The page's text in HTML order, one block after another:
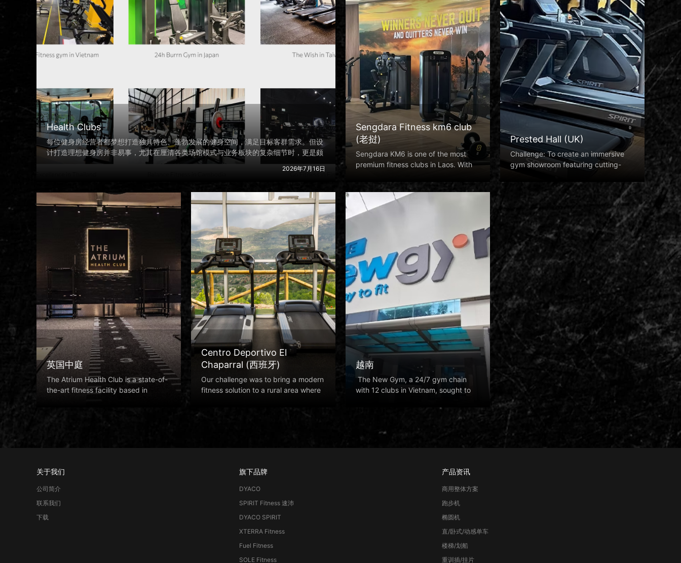
Health Clubs
每位健身房经营者都梦想打造独具特色、蓬勃发展的健身空间，满足目标客群需求。但设
计打造理想健身房并非易事，尤其在厘清各类场馆模式与业务板块的复杂细节时，更是颇
2026年7月16日
Sengdara Fitness km6 club
(老挝)
Sengdara KM6 is one of the most
premium fitness clubs in Laos. With
Prested Hall (UK)
Challenge: To create an immersive
gym showroom featuring cutting-
英国中庭
The Atrium Health Club is a state-of-
the-art fitness facility based in
Centro Deportivo El
Chaparral (西班牙)
Our challenge was to bring a modern
fitness solution to a rural area where
越南
The New Gym, a 24/7 gym chain
with 12 clubs in Vietnam, sought to
关于我们
公司简介
联系我们
下载
旗下品牌
DYACO
SPIRIT Fitness 速沛
DYACO SPIRIT
XTERRA Fitness
Fuel Fitness
SOLE Fitness
产品资讯
商用整体方案
跑步机
椭圆机
直/卧式/动感单车
楼梯/划船
重训插/挂片